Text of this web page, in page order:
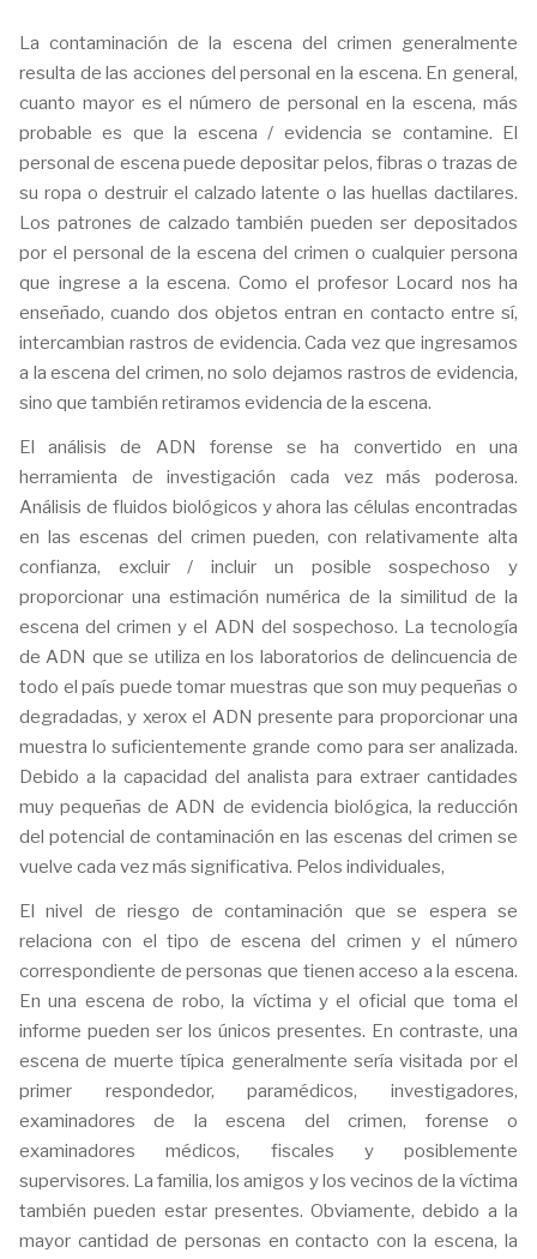
La contaminación de la escena del crimen generalmente
resulta de las acciones del personal en la escena. En general,
cuanto mayor es el número de personal en la escena, más
probable es que la escena / evidencia se contamine. El
personal de escena puede depositar pelos, fibras o trazas de
su ropa o destruir el calzado latente o las huellas dactilares.
Los patrones de calzado también pueden ser depositados
por el personal de la escena del crimen o cualquier persona
que ingrese a la escena. Como el profesor Locard nos ha
enseñado, cuando dos objetos entran en contacto entre sí,
intercambian rastros de evidencia. Cada vez que ingresamos
a la escena del crimen, no solo dejamos rastros de evidencia,
sino que también retiramos evidencia de la escena.
El análisis de ADN forense se ha convertido en una
herramienta de investigación cada vez más poderosa.
Análisis de fluidos biológicos y ahora las células encontradas
en las escenas del crimen pueden, con relativamente alta
confianza, excluir / incluir un posible sospechoso y
proporcionar una estimación numérica de la similitud de la
escena del crimen y el ADN del sospechoso. La tecnología
de ADN que se utiliza en los laboratorios de delincuencia de
todo el país puede tomar muestras que son muy pequeñas o
degradadas, y xerox el ADN presente para proporcionar una
muestra lo suficientemente grande como para ser analizada.
Debido a la capacidad del analista para extraer cantidades
muy pequeñas de ADN de evidencia biológica, la reducción
del potencial de contaminación en las escenas del crimen se
vuelve cada vez más significativa. Pelos individuales,
El nivel de riesgo de contaminación que se espera se
relaciona con el tipo de escena del crimen y el número
correspondiente de personas que tienen acceso a la escena.
En una escena de robo, la víctima y el oficial que toma el
informe pueden ser los únicos presentes. En contraste, una
escena de muerte típica generalmente sería visitada por el
primer respondedor, paramédicos, investigadores,
examinadores de la escena del crimen, forense o
examinadores médicos, fiscales y posiblemente
supervisores. La familia, los amigos y los vecinos de la víctima
también pueden estar presentes. Obviamente, debido a la
mayor cantidad de personas en contacto con la escena, la